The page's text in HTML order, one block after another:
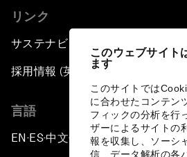
このウェブサイト
ます
このサイトでは
に合わせたコンテン
フィックの分析を行
ザーによるサイトの
報を収集し、ソーシ
信、データ解析の各
リンク
サステナビリティへの取り組み
採用情報 (英語のみ)
言語
EN ▪ES▪中文▪ 日本語